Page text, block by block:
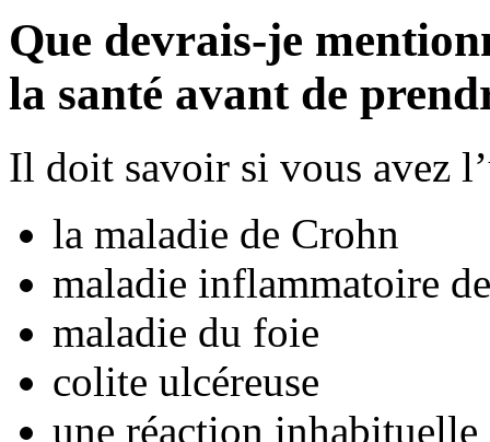
Que devrais-je
la santé avant de
Il doit savoir si vous avez
la maladie de Crohn
maladie inflammatoire
maladie du foie
colite ulcéreuse
une réaction inhabituelle